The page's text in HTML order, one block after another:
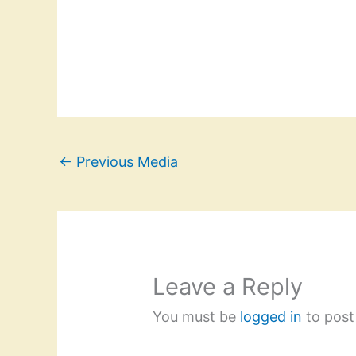
← Previous Media
Leave a Reply
You must be logged in to